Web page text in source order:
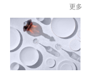
更多